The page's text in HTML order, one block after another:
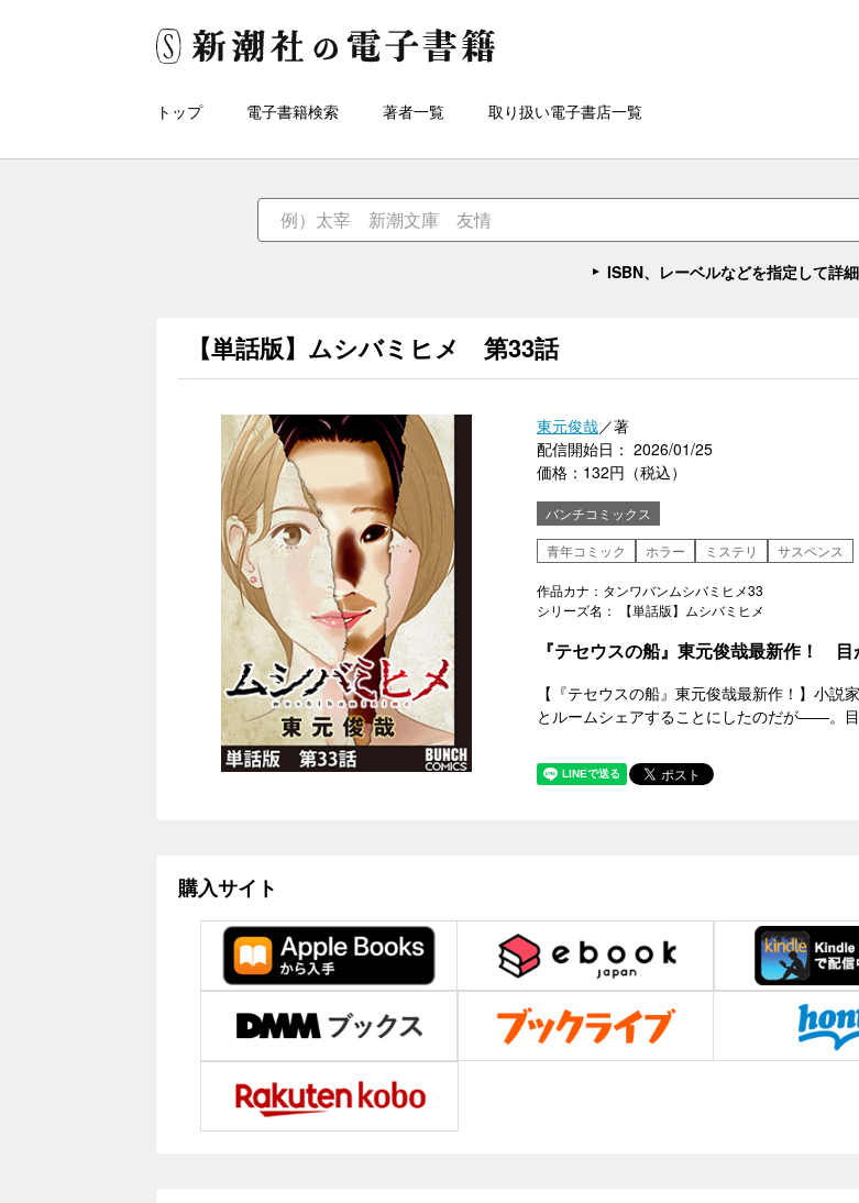
トップ 電子書籍検索 著者一覧 取り扱い電子書店一覧
ISBN、レーベルなどを指定して詳
【単話版】ムシバミヒメ 第33話
東元俊哉／著
配信開始日： 2026/01/25
価格：132円（税込）
バンチコミックス
青年コミック
ホラー ミステリ サスペンス
作品カナ：タンワバンムシバミヒメ33
シリーズ名： 【単話版】ムシバミヒメ
『テセウスの船』東元俊哉最新作！ 目
【『テセウスの船』東元俊哉最新作！】小
とルームシェアすることにしたのだが――。目
購入サイト